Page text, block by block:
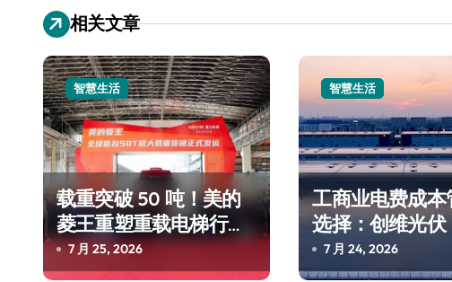
导
航
相关文章
智慧生活
载重突破 50 吨！美的
菱王重塑重载电梯行业
格局
7 月 25, 2026
智慧生活
工商业电费成本
选择：创维光伏
7 月 24, 2026